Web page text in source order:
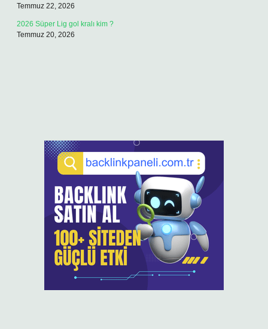
Temmuz 22, 2026
2026 Süper Lig gol kralı kim ?
Temmuz 20, 2026